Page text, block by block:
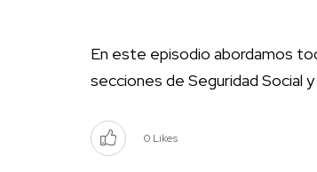
En este episodio abordamos
secciones de Seguridad Social
0 Likes